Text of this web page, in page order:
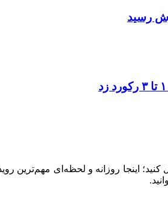
رسید
کنید؛ اینجا روزانه و لحظه‌ای